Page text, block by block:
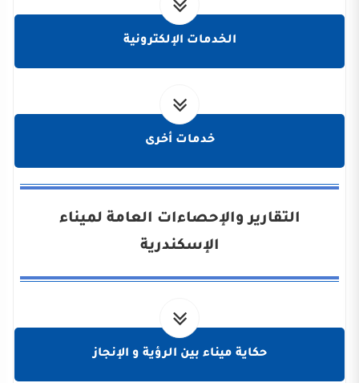
الخدمات الإلكترونية
خدمات أخرى
التقارير والإحصاءات العامة لميناء
الإسكندرية
حكاية ميناء بين الرؤية و الإنجاز